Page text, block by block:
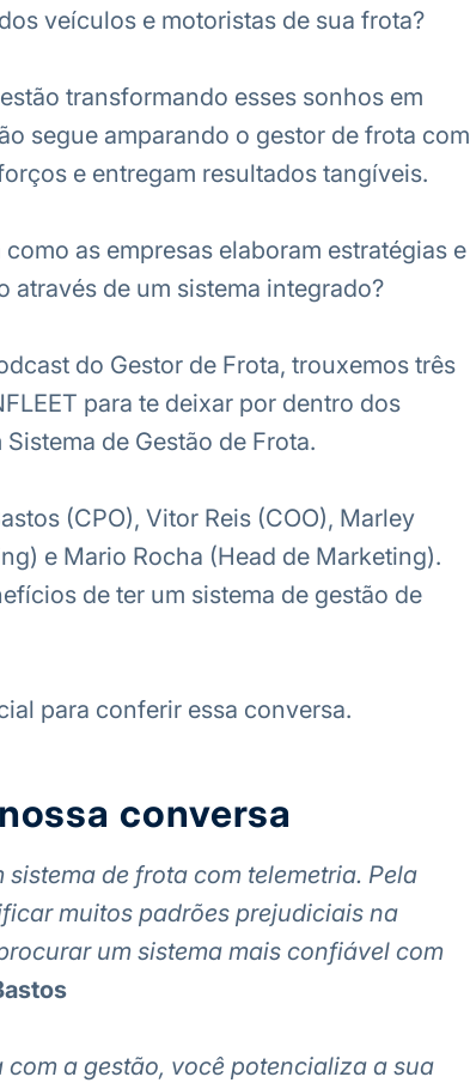
veículos e motoristas de sua frota?
transformando esses sonhos em
segue amparando o gestor de frota com
e entregam resultados tangíveis.
as empresas elaboram estratégias e
através de um sistema integrado?
do Gestor de Frota, trouxemos três
para te deixar por dentro dos
de Gestão de Frota.
(CPO), Vitor Reis (COO), Marley
e Mario Rocha (Head de Marketing).
de ter um sistema de gestão de
para conferir essa conversa.
conversa
de frota com telemetria. Pela
muitos padrões prejudiciais na
um sistema mais confiável com
a gestão, você potencializa a sua